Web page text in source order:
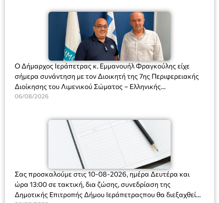
Ο Δήμαρχος Ιεράπετρας κ. Εμμανουήλ Φραγκούλης είχε
σήμερα συνάντηση με τον Διοικητή της 7ης Περιφερειακής
Διοίκησης του Λιμενικού Σώματος – Ελληνικής
Ακτοφυλακής (Λ.Σ.-ΕΛ.ΑΚΤ.), Αρχιπλοίαρχο Λ.Σ. κ. Ιωάννη
06/08/2026
Σας προσκαλούμε στις 10-08-2026, ημέρα Δευτέρα και
ώρα 13:00 σε τακτική, δια ζώσης, συνεδρίαση της
Δημοτικής Επιτροπής Δήμου Ιεράπετραςπου θα διεξαχθεί